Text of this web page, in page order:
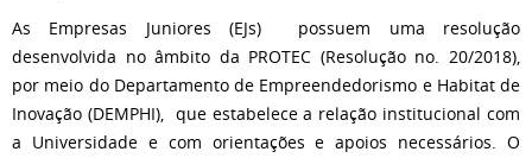
As Empresas Juniores (EJs) possuem uma resolução
desenvolvida no âmbito da PROTEC (Resolução no. 20/2018),
por meio do Departamento de Empreendedorismo e Habitat de
Inovação (DEMPHI), que estabelece a relação institucional com
a Universidade e com orientações e apoios necessários. O